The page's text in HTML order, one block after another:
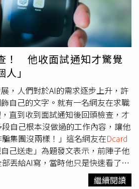
不再依賴父母提供生活費，正式邁
未要求她支付孝親費，但她始終記
每逢過年、父母生日及重要節日，
物，希望讓父母感受到自己的心
非一路順遂，面對繁忙工作時，也
每當想到自己一步步累積而來的存
包時露出的笑容，就覺得所有努力
繼續朝下一個100萬元目標前進。
烈討論，不少人認為，能在24歲存
易，但也指出，原PO能提早累積財
供穩定支持有很大關係；另有不少
，若能搭配穩健理財或投資，資產
稱讚她在經濟獨立後仍不忘回饋父
萬元更難得」、「祝福早日達成
！ 他收面試通知才驚覺
」
，人們對於AI的需求逐步上升，許
自己的文字。就有一名網友在求職
直到收到面試通知後回頭檢查，才
自己根本沒做過的工作內容，讓他
集團沒兩樣！」這名網友在Dcard
己送走」為題發文表示，前陣子他
丟給AI寫，當時他只是快速看了一
到收到面試通知後，他才跑去回顧
有幾段工作內容，自己根本沒做
繼續閱讀